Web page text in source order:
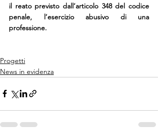
il reato previsto dall’articolo 348 del codice
penale, l’esercizio abusivo di una
professione.
Progetti
News in evidenza